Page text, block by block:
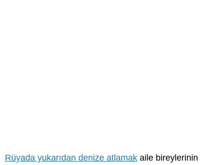
Rüyada yukarıdan denize atlamak aile bireylerinin